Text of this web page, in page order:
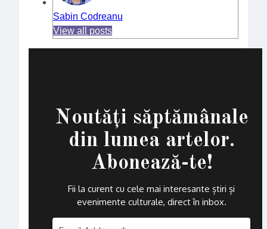
Sabin Codreanu
View all posts
Noutăți săptămânale
din lumea artelor.
Abonează-te!
Fii la curent cu cele mai interesante știri și
evenimente culturale, direct în inbox.